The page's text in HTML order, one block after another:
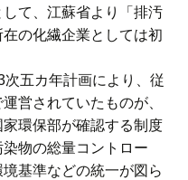
て、江蘇省より「排汚
の化繊企業としては初
五カ年計画により、従
営されていたものが、
環保部が確認する制度
物の総量コントロー
基準などの統一が図ら